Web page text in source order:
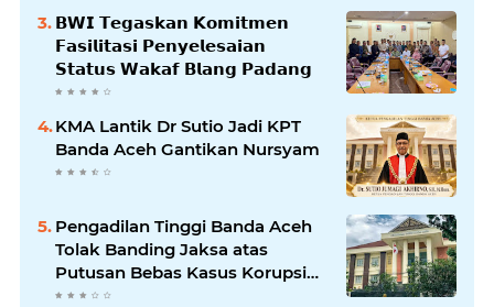
𝗕𝗪𝗜 𝗧𝗲𝗴𝗮𝘀𝗸𝗮𝗻 𝗞𝗼𝗺𝗶𝘁𝗺𝗲𝗻
𝗙𝗮𝘀𝗶𝗹𝗶𝘁𝗮𝘀𝗶 𝗣𝗲𝗻𝘆𝗲𝗹𝗲𝘀𝗮𝗶𝗮𝗻
𝗦𝘁𝗮𝘁𝘂𝘀 𝗪𝗮𝗸𝗮𝗳 𝗕𝗹𝗮𝗻𝗴 𝗣𝗮𝗱𝗮𝗻𝗴
KMA Lantik Dr Sutio Jadi KPT
Banda Aceh Gantikan Nursyam
Pengadilan Tinggi Banda Aceh
Tolak Banding Jaksa atas
Putusan Bebas Kasus Korupsi
Wastafel